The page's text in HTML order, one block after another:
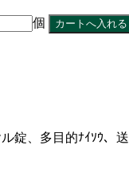
個
錠、多目的ﾅｲｿｳ、送